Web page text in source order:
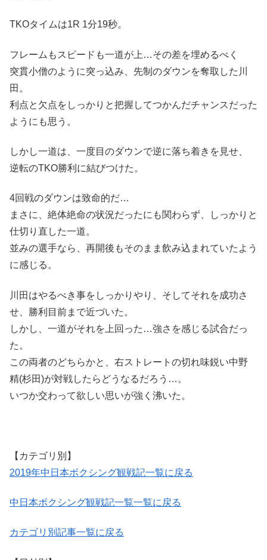
TKOタイムは1R 1分19秒。
フレームもスピードも一道が上…その差を埋めるべく
突貫小僧のように突っ込み、先制のダウンを奪取した川
田。
利点と欠点をしっかりと把握してつかんだチャンスだった
ようにも思う。
しかし一道は、一度目のダウンで逆に落ち着きを見せ、
逆転のTKO勝利に結びつけた。
4回戦のダウンは致命的だ…
まさに、絶体絶命の状況だったにも関わらず、しっかりと
仕切り直した一道。
並みの選手なら、再開後もそのまま飲み込まれていたよう
に感じる。
川田はやるべき事をしっかりやり、そしてそれを成功さ
せ、勝利目前まで近づいた。
しかし、一道がそれを上回った…強さを感じる試合だっ
た。
この両者のどちらかと、右ストレートの切れ味鋭い中野
精(杉田)が対戦したらどうなるだろう…。
いつか交わって欲しい思いが強く沸いた。
【カテゴリ別】
2019年中日本ボクシング観戦記一覧に戻る
中日本ボクシング観戦記一覧一覧に戻る
カテゴリ別記事一覧に戻る